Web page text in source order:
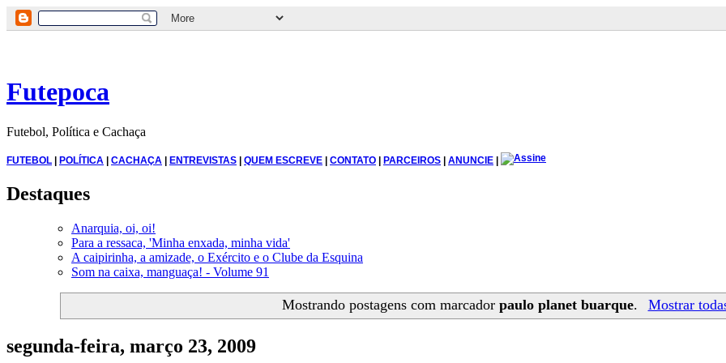
Futepoca
Futebol, Política e Cachaça
FUTEBOL | POLÍTICA | CACHAÇA | ENTREVISTAS | QUEM ESCREVE | CONTATO | PARCEIROS | ANUNCIE |
Destaques
Anarquia, oi, oi!
Para a ressaca, 'Minha enxada, minha vida'
A caipirinha, a amizade, o Exército e o Clube da Esquina
Som na caixa, manguaça! - Volume 91
Mostrando postagens com marcadorpaulo planet buarque. Mostrar
segunda-feira, março 23, 2009